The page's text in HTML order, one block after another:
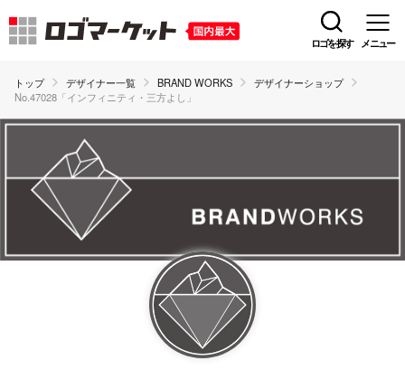
ロゴを探す メニュー
トップ デザイナー一覧 BRAND WORKS
デザイナーショップ
No.47028「インフィニティ・三方よし」